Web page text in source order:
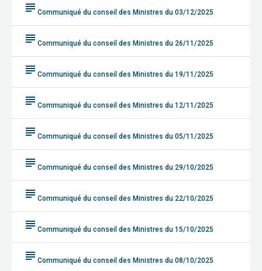
subject Communiqué du conseil des Ministres du 03/12/2025
subject Communiqué du conseil des Ministres du 26/11/2025
subject Communiqué du conseil des Ministres du 19/11/2025
subject Communiqué du conseil des Ministres du 12/11/2025
subject Communiqué du conseil des Ministres du 05/11/2025
subject Communiqué du conseil des Ministres du 29/10/2025
subject Communiqué du conseil des Ministres du 22/10/2025
subject Communiqué du conseil des Ministres du 15/10/2025
subject Communiqué du conseil des Ministres du 08/10/2025